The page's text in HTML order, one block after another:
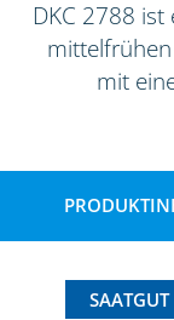
DKC 2788
mit
SAATGUT